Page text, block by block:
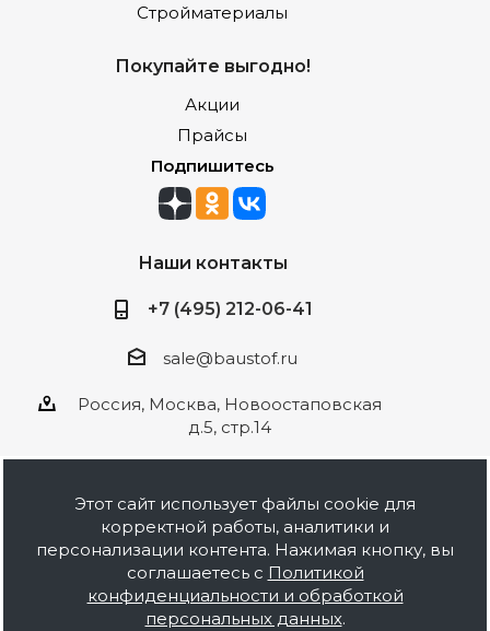
Стройматериалы
Покупайте выгодно!
Акции
Прайсы
Подпишитесь
Наши контакты
+7 (495) 212-06-41
sale@baustof.ru
Россия, Москва, Новоостаповская
д.5, стр.14
2026 © ООО Баустов. Собственное
производство лакокрасочной продукции,
оптовая и розничная продажа строительных
материалов, комплектация объектов под ключ.
Этот сайт использует файлы cookie для
корректной работы, аналитики и
персонализации контента. Нажимая кнопку, вы
соглашаетесь с Политикой
конфиденциальности и обработкой
персональных данных.